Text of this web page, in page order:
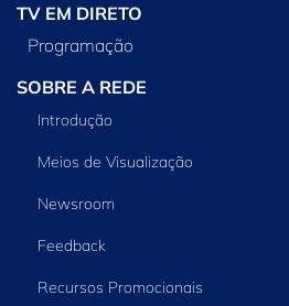
TV EM DIRETO
Programação
SOBRE A REDE
Introdução
Meios de Visualização
Newsroom
Feedback
Recursos Promocionais